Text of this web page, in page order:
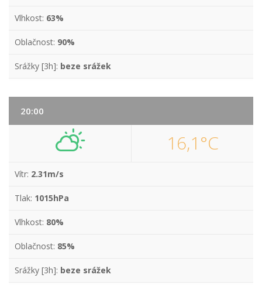
Vlhkost: 63%
Oblačnost: 90%
Srážky [3h]: beze srážek
20:00
16,1°C
Vítr: 2.31m/s
Tlak: 1015hPa
Vlhkost: 80%
Oblačnost: 85%
Srážky [3h]: beze srážek